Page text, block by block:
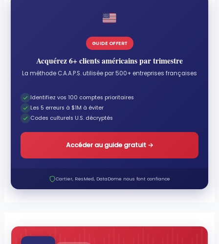
GUIDE OFFERT
Acquérez 6+ clients américains par trimestre
La méthode C.A.A.P.S. utilisée par 500+ entreprises françaises
Identifiez vos 100 comptes prioritaires
Les 5 erreurs à $1M à éviter
Codes culturels U.S. décryptés
Accéder au guide gratuit →
Cartier, ResMed, DataDome nous font confiance